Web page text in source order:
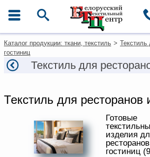
Контакты
Каталог
Ткани
Домашний текстиль
Текстиль для ресторанов и
гостиниц
Текстильная галантерея и
фурнитура
Екатерина Дворецкая
+7(911) 092-27-75
Наталья Макарова
________________________
+7 (812) 334-12-74
horeca@beltextil.ru
Каталог продукции: ткани, текстиль > Текстиль
гостиниц
Текстиль для
Текстиль для ресторанов
Готовые
изделия
гостиниц